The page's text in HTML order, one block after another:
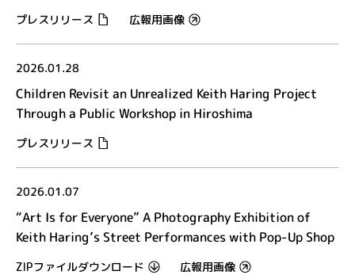
プレスリリース 広報用画像
2026.01.28
Children Revisit an Unrealized Keith Haring Project
Through a Public Workshop in Hiroshima
プレスリリース
2026.01.07
“Art Is for Everyone” A Photography Exhibition of
Keith Haring’s Street Performances with Pop-Up Shop
ZIPファイルダウンロード 広報用画像